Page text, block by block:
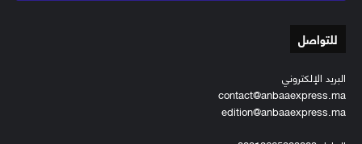
للتواصل
البريد الإلكتروني
contact@anbaaexpress.ma
edition@anbaaexpress.ma